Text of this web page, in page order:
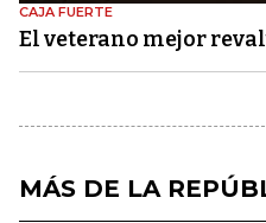
CAJA FUERTE
El veterano mejor
MÁS DE LA